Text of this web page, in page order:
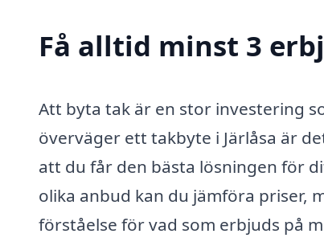
Få alltid minst 3
Att byta tak är en stor investering
överväger ett takbyte i Järlåsa är
att du får den bästa lösningen för
olika anbud kan du jämföra priser,
förståelse för vad som erbjuds på